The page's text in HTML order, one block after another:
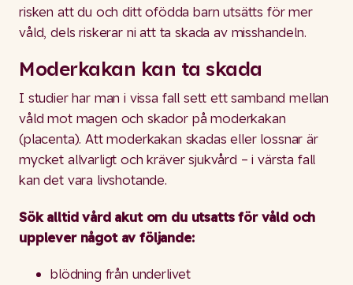
risken att du och ditt ofödda barn utsätts för mer
våld, dels riskerar ni att ta skada av misshandeln.
Moderkakan kan ta skada
I studier har man i vissa fall sett ett samband mellan
våld mot magen och skador på moderkakan
(placenta). Att moderkakan skadas eller lossnar är
mycket allvarligt och kräver sjukvård – i värsta fall
kan det vara livshotande.
Sök alltid vård akut om du utsatts för våld och
upplever något av följande:
blödning från underlivet